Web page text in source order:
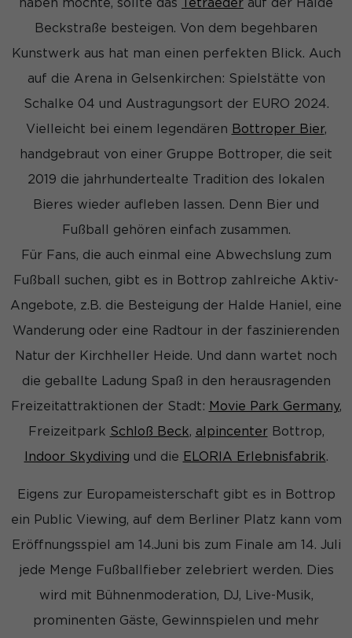
haben möchte, sollte das Tetraeder auf der Halde
Beckstraße besteigen. Von dem begehbaren
Kunstwerk aus hat man einen perfekten Blick. Auch
auf die Arena in Gelsenkirchen: Spielstätte von
Schalke 04 und Austragungsort der EURO 2024.
Vielleicht bei einem legendären Bottroper Bier,
handgebraut von einer Gruppe Bottroper, die seit
2019 die jahrhundertealte Tradition des lokalen
Bieres wieder aufleben lassen. Denn Bier und
Fußball gehören einfach zusammen.
Für Fans, die auch einmal eine Abwechslung zum
Fußball suchen, gibt es in Bottrop zahlreiche Aktiv-
Angebote, z.B. die Besteigung der Halde Haniel, eine
Wanderung oder eine Radtour in der faszinierenden
Natur der Kirchheller Heide. Und dann wartet noch
die geballte Ladung Spaß in den herausragenden
Freizeitattraktionen der Stadt: Movie Park Germany,
Freizeitpark Schloß Beck, alpincenterBottrop,
Indoor Skydiving und die ELORIA Erlebnisfabrik.
Eigens zur Europameisterschaft gibt es in Bottrop
ein Public Viewing, auf dem Berliner Platz kann vom
Eröffnungsspiel am 14.Juni bis zum Finale am 14. Juli
jede Menge Fußballfieber zelebriert werden. Dies
wird mit Bühnenmoderation, DJ, Live-Musik,
prominenten Gäste, Gewinnspielen und mehr
Informationen helfen uns zu verstehen, wie unsere Besucher
unsere Website nutzen.
Marketing (3)
Marketing-Cookies werden von Drittanbietern oder Publishern
dies, indem sie Besucher über Websites hinweg verfolgen.
Cookie-Informationen anzeigen
Externe Medien (7)
werden standardmäßig blockiert. Wenn Cookies von externen
keiner manuellen Einwilligung mehr.
Cookie-Informationen anzeigen
Datenschutzerklärung Impressum